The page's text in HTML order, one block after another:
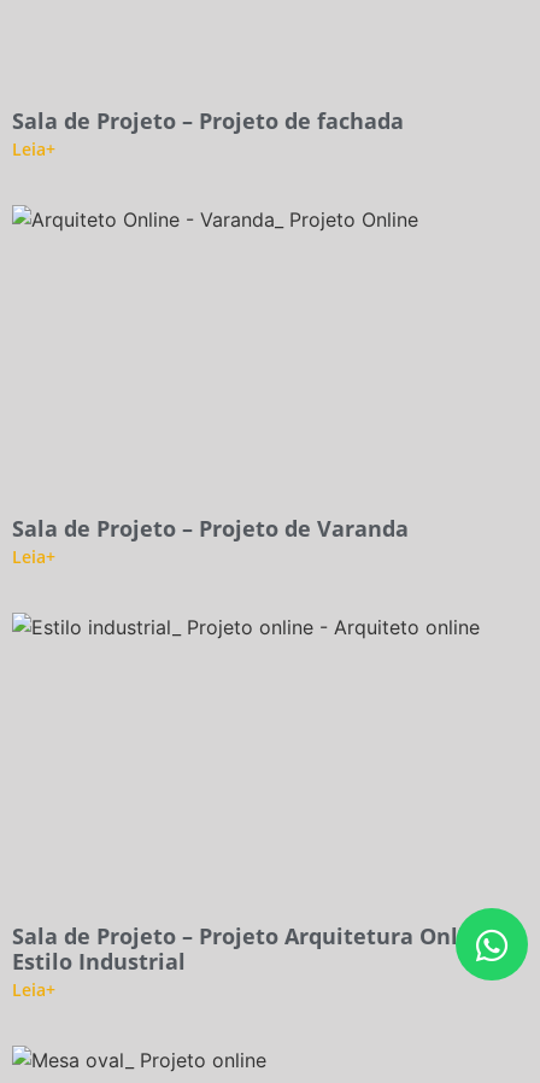
Sala de Projeto – Projeto de fachada
Leia+
Sala de Projeto – Projeto de Varanda
Leia+
Sala de Projeto – Projeto Arquitetura Online
Estilo Industrial
Leia+